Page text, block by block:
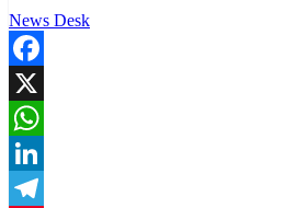
News Desk
Facebook
X
WhatsApp
LinkedIn